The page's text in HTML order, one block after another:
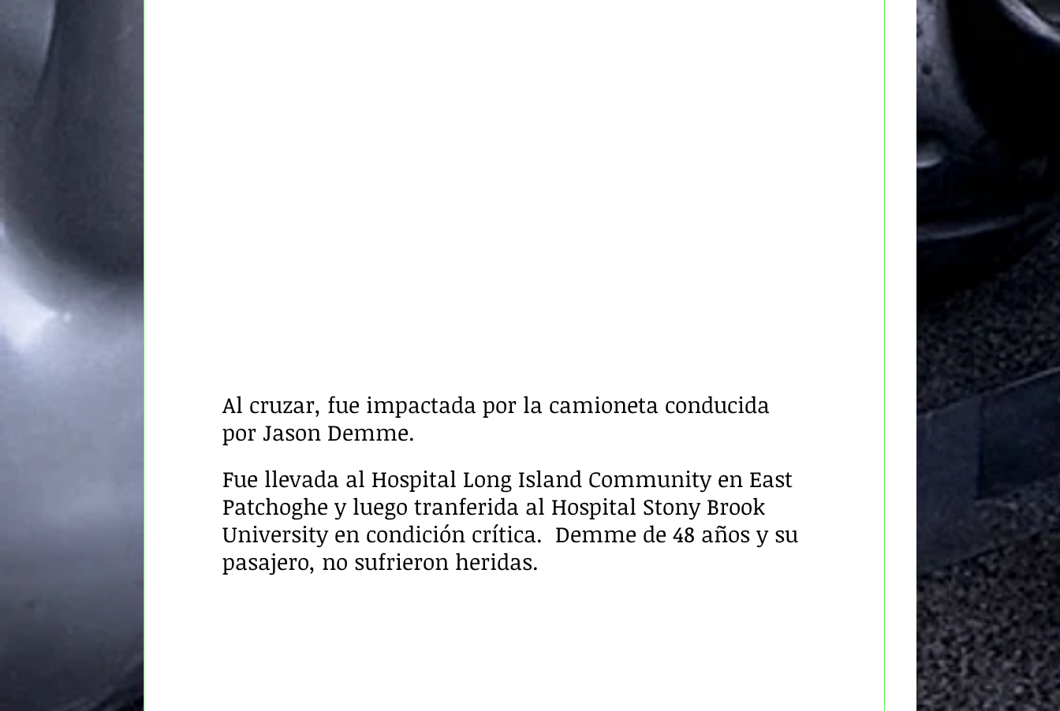
Al cruzar, fue impactada por la camioneta conducida
por Jason Demme.
Fue llevada al Hospital Long Island Community en East
Patchoghe y luego tranferida al Hospital Stony Brook
University en condición crítica.  Demme de 48 años y su
pasajero, no sufrieron heridas.